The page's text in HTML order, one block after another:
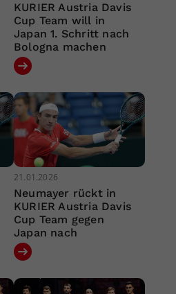
KURIER Austria Davis
Cup Team will in
Japan 1. Schritt nach
Bologna machen
21.01.2026
Neumayer rückt in
KURIER Austria Davis
Cup Team gegen
Japan nach